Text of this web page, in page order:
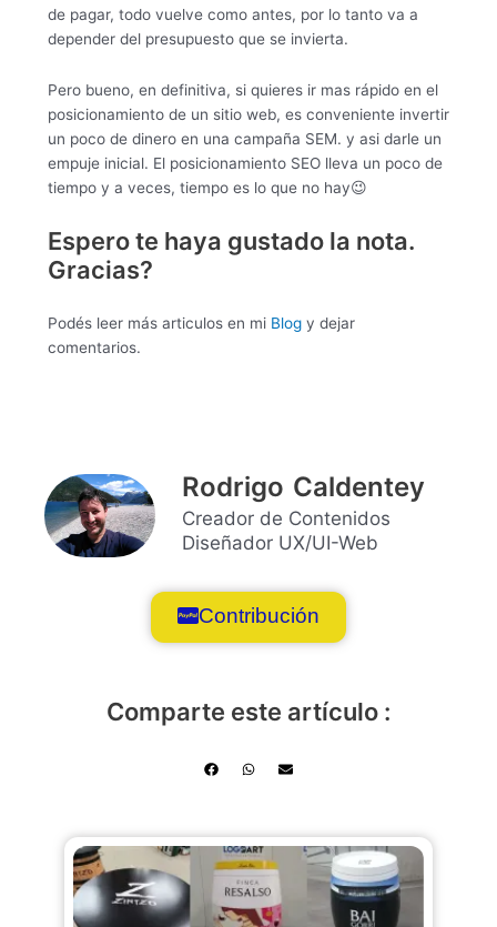
de pagar, todo vuelve como antes, por lo tanto va a
depender del presupuesto que se invierta.
Pero bueno, en definitiva, si quieres ir mas rápido en el
posicionamiento de un sitio web, es conveniente invertir
un poco de dinero en una campaña SEM. y asi darle un
empuje inicial. El posicionamiento SEO lleva un poco de
tiempo y a veces, tiempo es lo que no hay😉
Espero te haya gustado la nota.
Gracias?
Podés leer más articulos en mi Blog y dejar
comentarios.
Rodrigo Caldentey
Creador de Contenidos
Diseñador UX/UI-Web
Contribución
Comparte este artículo :